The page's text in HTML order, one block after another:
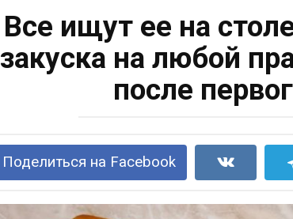
Все ищут ее на
закуска на любой
после
Поделиться на Facebook